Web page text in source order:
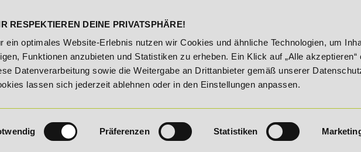
RESPEKTIEREN DEINE PRIVATSPHÄRE!
ein optimales Website-Erlebnis nutzen wir Cookies und ähnliche Technologien, um
Funktionen anzubieten und Statistiken zu erheben. Ein Klick auf „Alle akzeptieren“
Datenverarbeitung sowie die Weitergabe an Drittanbieter gemäß unserer
lassen sich jederzeit ablehnen oder in den Einstellungen anpassen.
Präferenzen Statistiken
- Bildungsroute! 20% Rabatt bis 03.09.2026 - Bildungsroute! 20%